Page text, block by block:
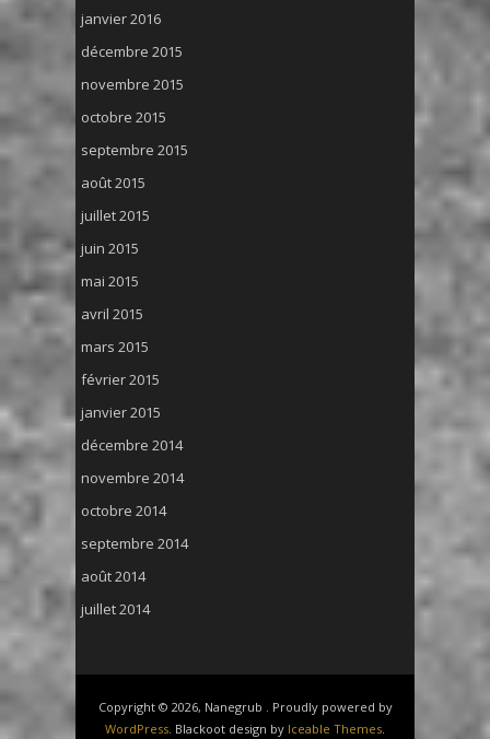
janvier 2016
décembre 2015
novembre 2015
octobre 2015
septembre 2015
août 2015
juillet 2015
juin 2015
mai 2015
avril 2015
mars 2015
février 2015
janvier 2015
décembre 2014
novembre 2014
octobre 2014
septembre 2014
août 2014
juillet 2014
Copyright © 2026, Nanegrub . Proudly powered by
WordPress. Blackoot design by Iceable Themes.